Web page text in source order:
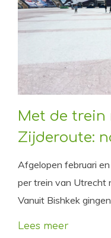
Met de trein
Zijderoute:
Afgelopen februari
per trein van Utrecht
Vanuit Bishkek
Lees meer